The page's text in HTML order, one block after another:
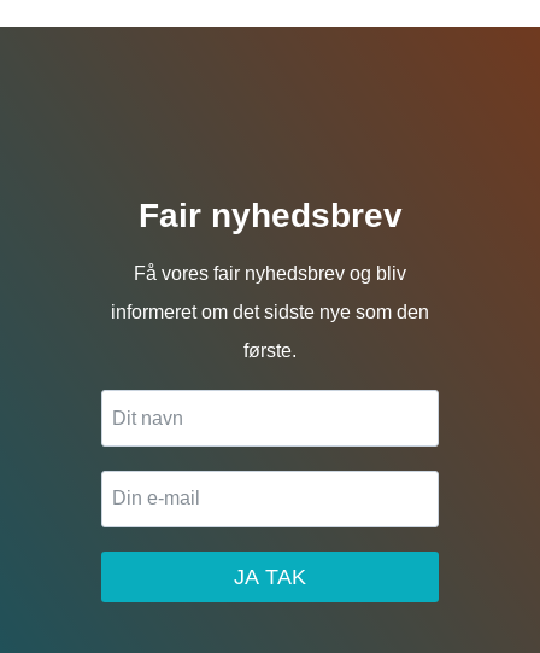
Fair nyhedsbrev
Få vores fair nyhedsbrev og bliv
informeret om det sidste nye som den
første.
JA TAK